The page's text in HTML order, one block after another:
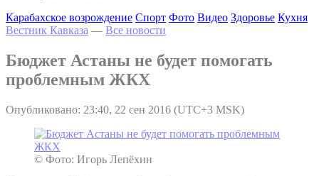
Карабахское возрождение Спорт Фото Видео Здоровье Кухня
Вестник Кавказа — Все новости
Бюджет Астаны не будет помогать
проблемным ЖКХ
Опубликовано: 23:40, 22 сен 2016 (UTC+3 MSK)
© Фото: Игорь Лепёхин